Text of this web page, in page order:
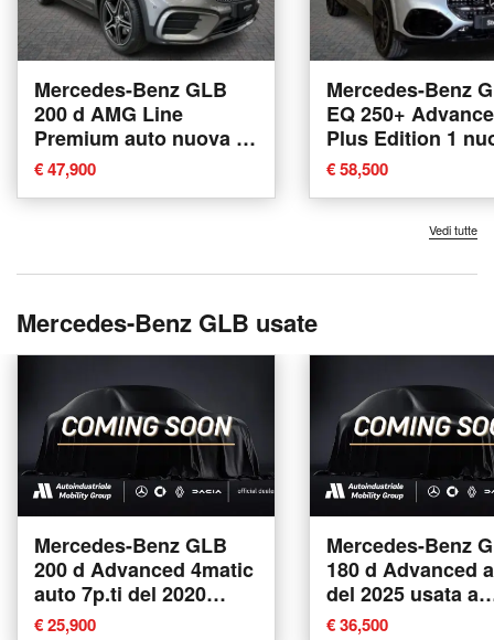
Mercedes-Benz GLB
200 d AMG Line
Premium auto nuova a
Verona
€ 47,900
Mercedes-Benz
EQ 250+
Plus Edition 1
Bologna
€ 58,500
Vedi tutte
Mercedes-Benz GLB usate
Mercedes-Benz GLB
200 d Advanced 4matic
auto 7p.ti del 2020
usata a Bolzano
€ 25,900
Mercedes-Benz
180 d Advanced
del 2025 usata a
Bolzano
€ 36,500